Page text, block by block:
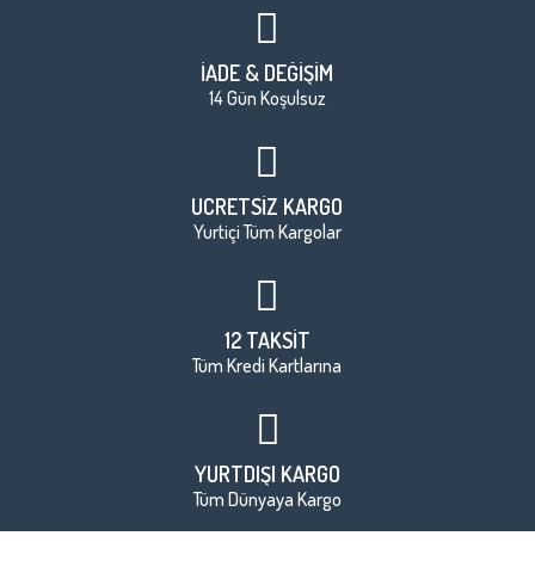
İADE & DEĞİŞİM
14 Gün Koşulsuz
ÜCRETSİZ KARGO
Yurtiçi Tüm Kargolar
12 TAKSİT
Tüm Kredi Kartlarına
YURTDIŞI KARGO
Tüm Dünyaya Kargo